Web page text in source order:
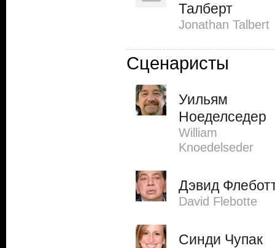
Талберт
Jonathan Talbert
Сценаристы
Уильям
Ноеделседер
William
Knoedelseder
Дэвид
David Flebotte
Синди Чупак